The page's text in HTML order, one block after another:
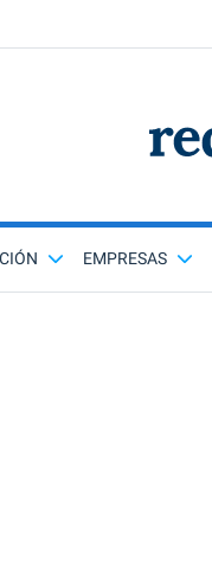
EMPRESAS